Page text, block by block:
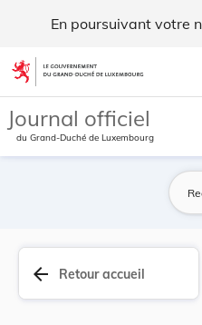
En poursuivant votre
Aller au contenu
Journal officiel
du Grand-Duché de Luxembourg
arrow_back Retour accueil